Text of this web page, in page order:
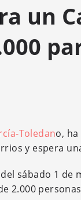
un
Toledano,
y espera
sábado 1 de
2.000